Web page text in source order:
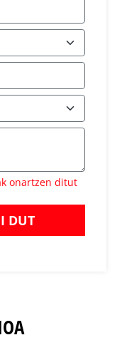
onartzen ditut
DUT